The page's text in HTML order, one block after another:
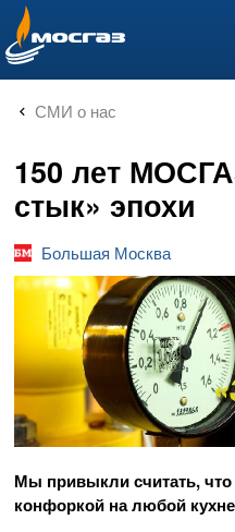
info@mos-gaz.ru
СМИ о нас
150 лет
стык» эпохи
Большая Москва
Мы привыкли считать, что
конфоркой на любой